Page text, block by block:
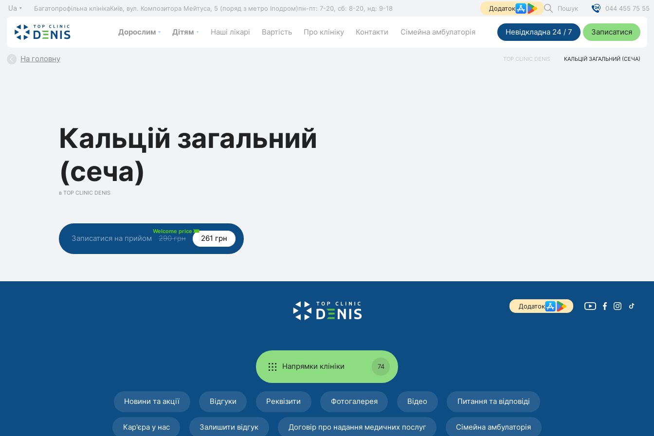
Ua Багатопрофільна клінікаКиїв, вул. Композитора Мейтуса, 5 (поряд з метро Іподром)пн-пт: 7-20, сб: 8-20, нд: 9-18 Додаток Пошук 044 455 75 55
Дорослим Дітям Наші лікарі Вартість Про клініку Контакти Сімейна амбулаторія Невідкладна 24 / 7 Записатися
На головну TOP CLINIC DENIS КАЛЬЦІЙ ЗАГАЛЬНИЙ (СЕЧА)
Кальцій загальний
(сеча)
в TOP CLINIC DENIS
Записатися на прийом
Welcome price
290 грн 261 грн
Додаток
Напрямки клініки 74
Новини та акції Відгуки Реквізити Фотогалерея Відео Питання та відповіді
Кар'єра у нас Залишити відгук Договір про надання медичних послуг Сімейна амбулаторія